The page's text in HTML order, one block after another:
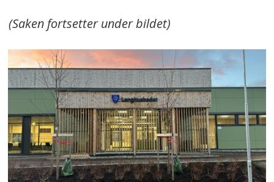
(Saken fortsetter under bildet)